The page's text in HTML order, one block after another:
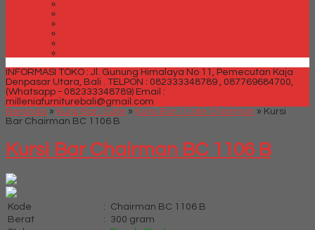
INFORMASI TOKO : Jl. Gunung Himalaya No 11, Pemecutan Kaja
Denpasar Utara, Bali . TELPON : 082333348789 , 087769684700,
(Whatsapp - 082333348789) Email :
milleniafurniturebali@gmail.com
Beranda » Kursi Bar/ Cafe » Kursi Bar / Cafe Chairman » Kursi
Bar Chairman BC 1106 B
Kursi Bar Chairman BC 1106 B
Kode :
Chairman BC 1106 B
Berat
:
300 gram